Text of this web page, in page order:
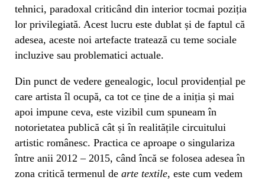
tehnici, paradoxal criticând din interior tocmai poziția
lor privilegiată. Acest lucru este dublat și de faptul că
adesea, aceste noi artefacte tratează cu teme sociale
incluzive sau problematici actuale.
Din punct de vedere genealogic, locul providențial pe
care artista îl ocupă, ca tot ce ține de a iniția și mai
apoi impune ceva, este vizibil cum spuneam în
notorietatea publică cât și în realitățile circuitului
artistic românesc. Practica ce aproape o singulariza
între anii 2012 – 2015, când încă se folosea adesea în
zona critică termenul de arte textile, este cum vedem